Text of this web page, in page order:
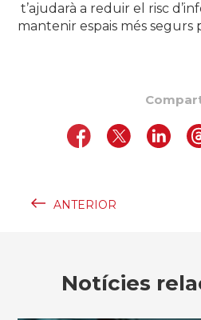
t’ajudarà a reduir el risc
mantenir espais més segurs
ANTERIOR
Notícies